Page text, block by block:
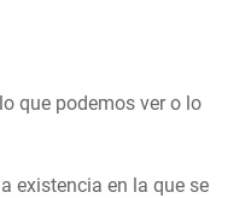
que podemos ver o lo
existencia en la que se